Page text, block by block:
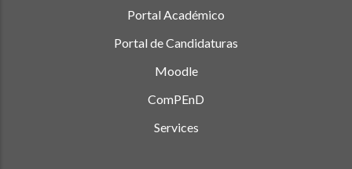
Portal Académico
Portal de Candidaturas
Moodle
ComPEnD
Services